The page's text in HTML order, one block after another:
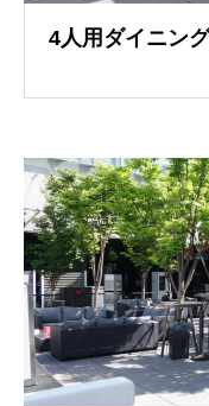
4人用ダイニン
導入事例